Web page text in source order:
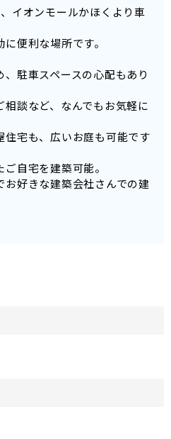
イオンモールかほくより車
便利な場所です。
駐車スペースの心配もあり
談など、なんでもお気軽に
住宅も、広いお庭も可能です
自宅を建築可能。
好きな建築会社さんでの建